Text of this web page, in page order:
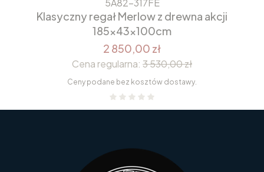
5A82-317FE
Klasyczny regał Merlow z drewna akcji
185x43x100cm
2 850,00 zł
Cena regularna: 3 530,00 zł
Ceny podane bez kosztów dostawy.